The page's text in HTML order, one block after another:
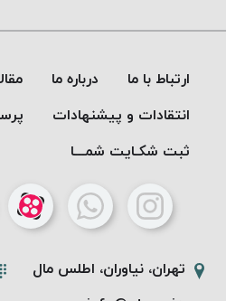
ارتباط با ما درباره ما
انتقادات و پیشنهادات
ثبت شکـایت شمـــا
تهران، نیاوران، اطلس مال